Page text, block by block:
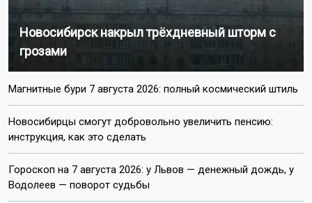
Новосибирск накрыл трёхдневный шторм с
грозами
Магнитные бури 7 августа 2026: полный космический штиль
Новосибирцы смогут добровольно увеличить пенсию:
инструкция, как это сделать
Гороскоп на 7 августа 2026: у Львов — денежный дождь, у
Водолеев — поворот судьбы